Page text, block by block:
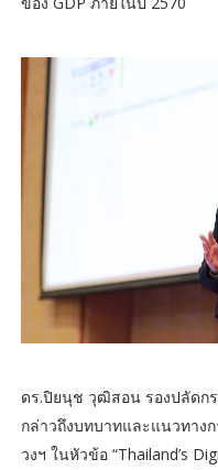
ดร.ปิยนุช วุฒิสอน รองปลัดก
กล่าวถึงบทบาทและแนวทาง
วงฯ ในหัวข้อ “Thailand’s